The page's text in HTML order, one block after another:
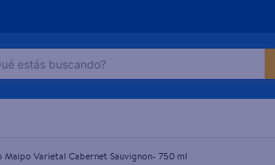
estás buscando?
Maipo Varietal Cabernet Sauvignon- 750 ml
750 ml
TÉRMINOS MÁS BUSCADOS
.
herbal essences